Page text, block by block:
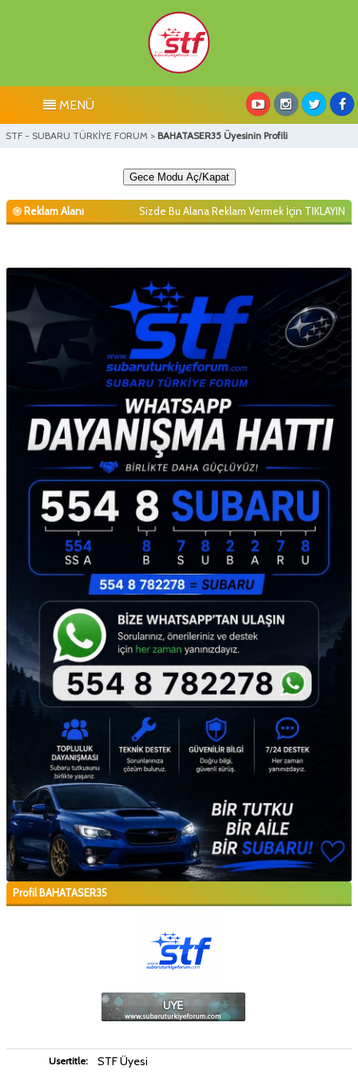
MENÜ
STF - SUBARU TÜRKİYE FORUM > BAHATASER35 Üyesinin Profili
Gece Modu Aç/Kapat
Reklam Alanı Sizde Bu Alana Reklam Vermek İçin TIKLAYIN
Profil BAHATASER35
Usertitle: STF Üyesi